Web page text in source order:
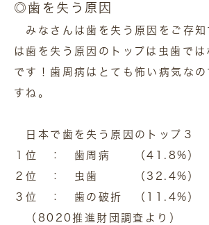
◎歯を失う原因
みなさんは歯を失う原因をご存知
は歯を失う原因のトップは虫歯で
です！歯周病はとても怖い病気な
すね。
日本で歯を失う原因のトップ３
１位 ： 歯周病 （41.8%）
２位 ： 虫歯 （32.4%）
３位 ： 歯の破折 （11.4%）
（8020推進財団調査より）